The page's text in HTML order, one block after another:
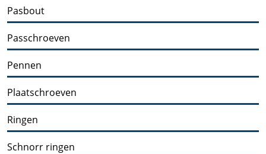
Pasbout
Passchroeven
Pennen
Plaatschroeven
Ringen
Schnorr ringen